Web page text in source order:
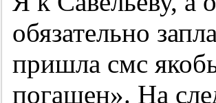
обязательно
пришла смс
погашен». На